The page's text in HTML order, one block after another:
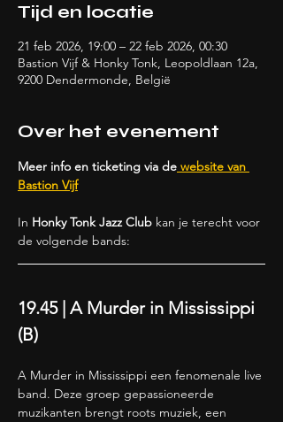
Tijd en locatie
21 feb 2026, 19:00 – 22 feb 2026, 00:30
Bastion Vijf & Honky Tonk, Leopoldlaan 12a,
9200 Dendermonde, België
Over het evenement
Meer info en ticketing via de website van
Bastion Vijf
In Honky Tonk Jazz Club kan je terecht voor
de volgende bands:
19.45 | A Murder in Mississippi
(B)
A Murder in Mississippi een fenomenale live
band. Deze groep gepassioneerde
muzikanten brengt roots muziek, een